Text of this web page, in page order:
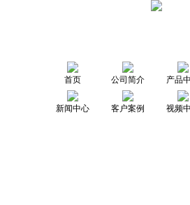
首页 公司简介 产品
新闻中心 客户案例 视频